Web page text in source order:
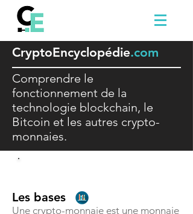
CryptoEncyclopédie.com
Comprendre le
fonctionnement de la
technologie blockchain, le
Bitcoin et les autres crypto-
monnaies.
Les bases
Une crypto-monnaie est une monnaie